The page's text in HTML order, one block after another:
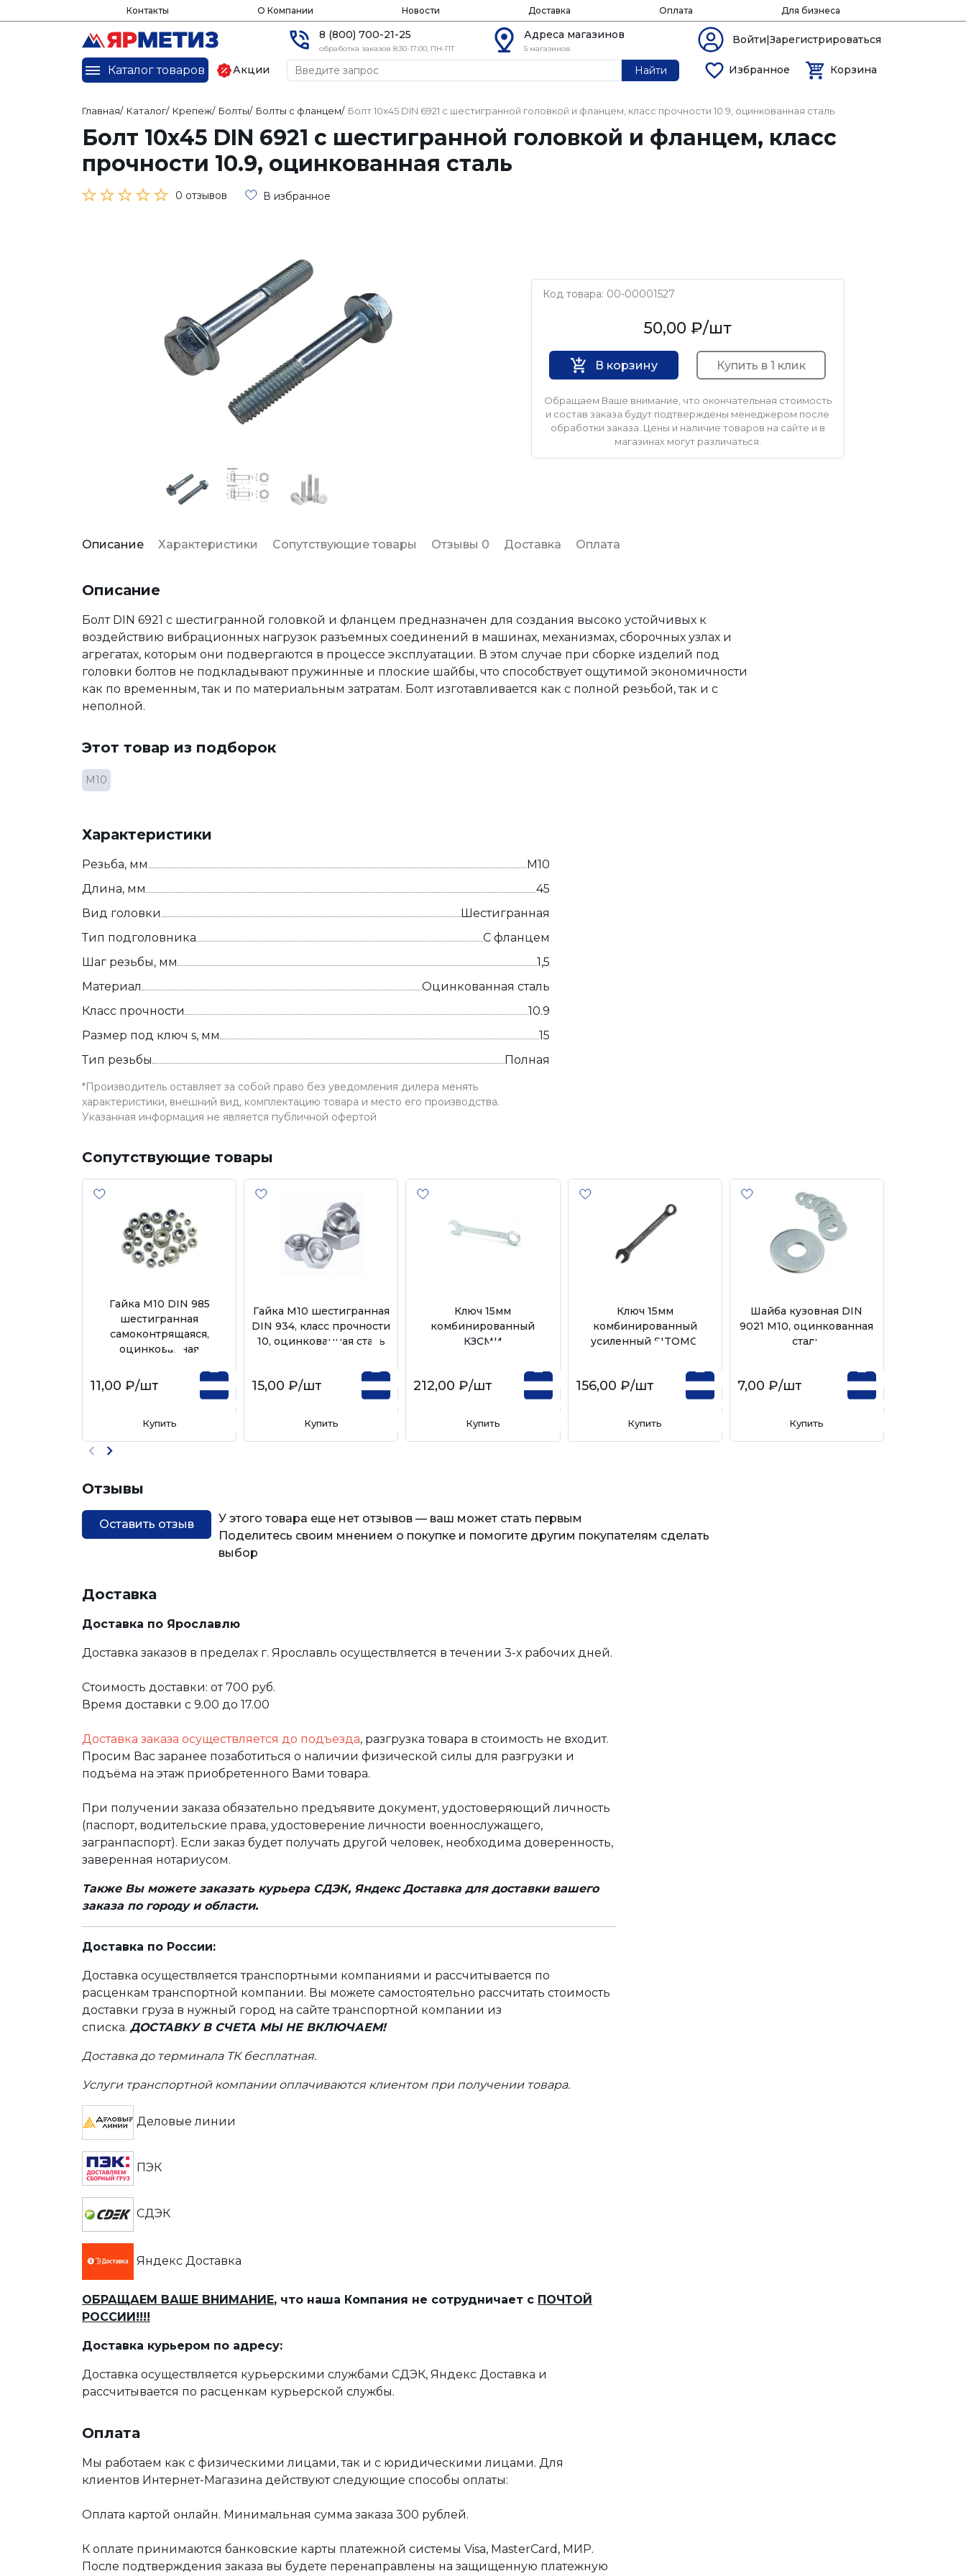
Контакты О Компании Новости Доставка Оплата Для бизнеса
8 (800) 700-21-25
обработка заказов 8:30-17:00, ПН-ПТ
Адреса магазинов
5 магазинов
Войти|Зарегистрироваться
Каталог товаров Акции Найти Избранное Корзина
Главная/ Каталог/ Крепеж/ Болты/ Болты с фланцем/ Болт 10х45 DIN 6921 с шестигранной головкой и фланцем, класс прочности 10.9, оцинкованная сталь
Болт 10х45 DIN 6921 с шестигранной головкой и фланцем, класс
прочности 10.9, оцинкованная сталь
0 отзывов В избранное
Код товара: 00-00001527
50,00 ₽/шт
В корзину Купить в 1 клик
Обращаем Ваше внимание, что окончательная стоимость
и состав заказа будут подтверждены менеджером после
обработки заказа. Цены и наличие товаров на сайте и в
магазинах могут различаться.
Описание Характеристики Сопутствующие товары Отзывы 0 Доставка Оплата
Описание
Болт DIN 6921 с шестигранной головкой и фланцем предназначен для создания высоко устойчивых к
воздействию вибрационных нагрузок разъемных соединений в машинах, механизмах, сборочных узлах и
агрегатах, которым они подвергаются в процессе эксплуатации. В этом случае при сборке изделий под
головки болтов не подкладывают пружинные и плоские шайбы, что способствует ощутимой экономичности
как по временным, так и по материальным затратам. Болт изготавливается как с полной резьбой, так и с
неполной.
Этот товар из подборок
М10
Характеристики
Резьба, мм
М10
Длина, мм
45
Вид головки
Шестигранная
Тип подголовника
С фланцем
Шаг резьбы, мм
1,5
Материал
Оцинкованная сталь
Класс прочности
10.9
Размер под ключ s, мм
15
Тип резьбы
Полная
*Производитель оставляет за собой право без уведомления дилера менять
характеристики, внешний вид, комплектацию товара и место его производства.
Указанная информация не является публичной офертой
Сопутствующие товары
Гайка М10 DIN 985
шестигранная
самоконтрящаяся,
оцинкованная
11,00 ₽/шт
Купить
Гайка М10 шестигранная
DIN 934, класс прочности
10, оцинкованная сталь
15,00 ₽/шт
Купить
Ключ 15мм
комбинированный
КЗСМИ
212,00 ₽/шт
Купить
Ключ 15мм
комбинированный
усиленный SITOMO
156,00 ₽/шт
Купить
Шайба кузовная DIN
9021 М10, оцинкованная
сталь
7,00 ₽/шт
Купить
Отзывы
Оставить отзыв
У этого товара еще нет отзывов — ваш может стать первым
Поделитесь своим мнением о покупке и помогите другим покупателям сделать
выбор
Доставка
Доставка по Ярославлю
Доставка заказов в пределах г. Ярославль осуществляется в течении 3-х рабочих дней.
Стоимость доставки: от 700 руб.
Время доставки с 9.00 до 17.00
Доставка заказа осуществляется до подъезда, разгрузка товара в стоимость не входит.
Просим Вас заранее позаботиться о наличии физической силы для разгрузки и
подъёма на этаж приобретенного Вами товара.
При получении заказа обязательно предъявите документ, удостоверяющий личность
(паспорт, водительские права, удостоверение личности военнослужащего,
загранпаспорт). Если заказ будет получать другой человек, необходима доверенность,
заверенная нотариусом.
Также Вы можете заказать курьера СДЭК, Яндекс Доставка для доставки вашего
заказа по городу и области.
Доставка по России:
Доставка осуществляется транспортными компаниями и рассчитывается по
расценкам транспортной компании. Вы можете самостоятельно рассчитать стоимость
доставки груза в нужный город на сайте транспортной компании из
списка. ДОСТАВКУ В СЧЕТА МЫ НЕ ВКЛЮЧАЕМ!
Доставка до терминала ТК бесплатная.
Услуги транспортной компании оплачиваются клиентом при получении товара.
Деловые линии
ПЭК
СДЭК
Яндекс Доставка
ОБРАЩАЕМ ВАШЕ ВНИМАНИЕ, что наша Компания не сотрудничает с ПОЧТОЙ
РОССИИ!!!!
Доставка курьером по адресу:
Доставка осуществляется курьерскими службами СДЭК, Яндекс Доставка и
рассчитывается по расценкам курьерской службы.
Оплата
Мы работаем как с физическими лицами, так и с юридическими лицами. Для
клиентов Интернет-Магазина действуют следующие способы оплаты:
Оплата картой онлайн. Минимальная сумма заказа 300 рублей.
К оплате принимаются банковские карты платежной системы Visa, MasterCard, МИР.
После подтверждения заказа вы будете перенаправлены на защищенную платежную